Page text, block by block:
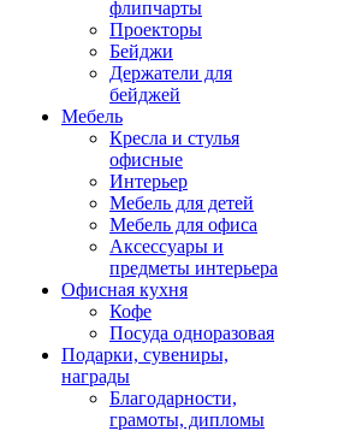
флипчарты
Проекторы
Бейджи
Держатели для
бейджей
Мебель
Кресла и стулья
офисные
Интерьер
Мебель для детей
Мебель для офиса
Аксессуары и
предметы интерьера
Офисная кухня
Кофе
Посуда одноразовая
Подарки, сувениры,
награды
Благодарности,
грамоты, дипломы